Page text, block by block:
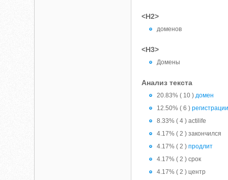
<H2>
доменов
<H3>
Домены
Анализ текста
20.83% ( 10 )домен
12.50% ( 6 )регистрации
8.33% ( 4 ) actilife
4.17% ( 2 ) закончился
4.17% ( 2 )продлит
4.17% ( 2 ) срок
4.17% ( 2 ) центр